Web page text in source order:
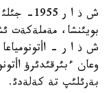
بويئنشا، مةملةكةت
ش ذ ا ر -
وعان ءبئرقئدئرؤ
بةرئلئپ تة كةلةدئ.